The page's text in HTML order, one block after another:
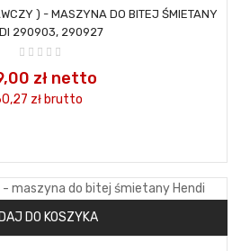
) - MASZYNA DO BITEJ ŚMIETANY
290903, 290927
zł netto
zł brutto
DO KOSZYKA